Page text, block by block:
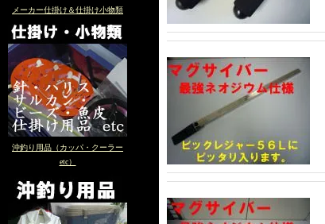
メーカー仕掛け＆仕掛け小物類
沖釣り用品（カッパ・クーラー
etc）